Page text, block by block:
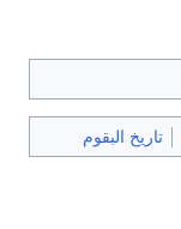
تاريخ البقوم